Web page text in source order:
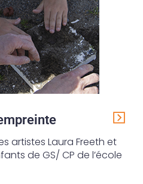
artistes Laura Freeth et
de GS/ CP de l’école